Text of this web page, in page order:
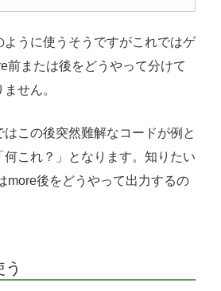
ように使うそうですがこれではゲ
前または後をどうやって分けて
せん。
この後突然難解なコードが例と
何これ？」となります。知りたい
more後をどうやって出力するの